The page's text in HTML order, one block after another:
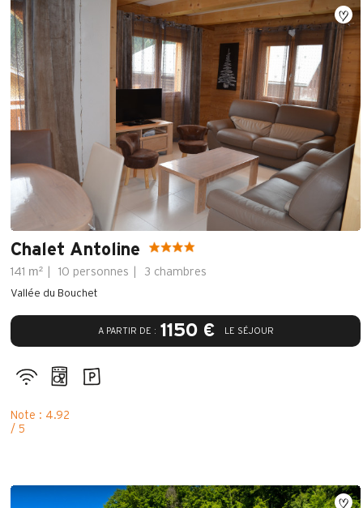
Chalet Antoline
141 m² 10 personnes 3 chambres
A PARTIR DE : 1150 € LE SÉJOUR
Vallée du Bouchet
Note : 4.92
/ 5